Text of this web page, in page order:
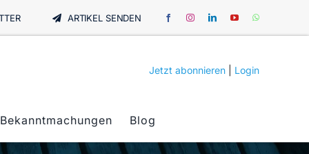
ARTIKEL SENDEN
Jetzt abonnieren Login
Bekanntmachungen Blog